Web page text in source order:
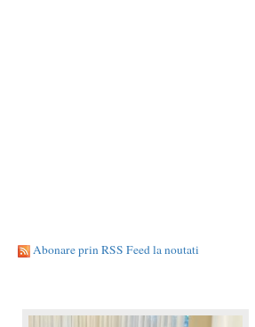
Abonare prin RSS Feed la noutati